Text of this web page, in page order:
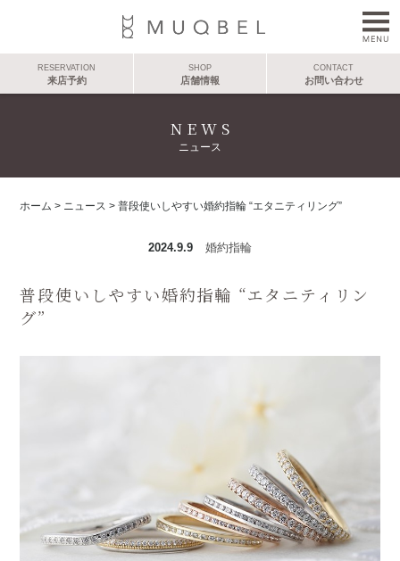
RESERVATION
来店予約
SHOP
店舗情報
CONTACT
お問い合わせ
NEWS
ニュース
ホーム > ニュース >普段使いしやすい婚約指輪 “エタニティリング”
2024.9.9 婚約指輪
普段使いしやすい婚約指輪 “エタニティリン
グ”